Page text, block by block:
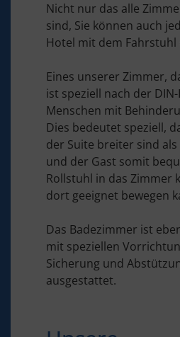
Nicht nur das alle
sind, Sie können auch
Hotel mit dem Fahrstuhl
Eines unserer Zimmer,
ist speziell nach der DIN-
Menschen mit
Dies bedeutet speziell,
der Suite breiter sind
und der Gast somit
Rollstuhl in das Zimmer
dort geeignet bewegen
Das Badezimmer ist
mit speziellen
Sicherung und
ausgestattet.